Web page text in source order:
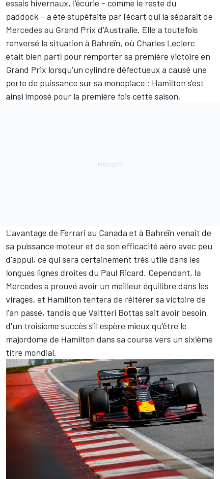
essais hivernaux, l'écurie – comme le reste du
paddock – a été stupéfaite par l'écart qui la séparait de
Mercedes au Grand Prix d'Australie. Elle a toutefois
renversé la situation à Bahreïn, où Charles Leclerc
était bien parti pour remporter sa première victoire en
Grand Prix lorsqu'un cylindre défectueux a causé une
perte de puissance sur sa monoplace ; Hamilton s'est
ainsi imposé pour la première fois cette saison.
L'avantage de Ferrari au Canada et à Bahreïn venait de
sa puissance moteur et de son efficacité aéro avec peu
d'appui, ce qui sera certainement très utile dans les
longues lignes droites du Paul Ricard. Cependant, la
Mercedes a prouvé avoir un meilleur équilibre dans les
virages, et Hamilton tentera de réitérer sa victoire de
l'an passé, tandis que Valtteri Bottas sait avoir besoin
d'un troisième succès s'il espère mieux qu'être le
majordome de Hamilton dans sa course vers un sixième
titre mondial.